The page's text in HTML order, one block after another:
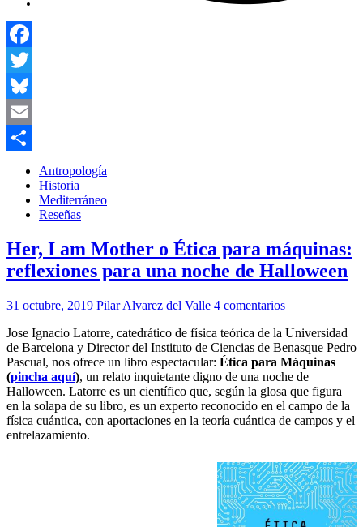
Facebook
Twitter
Bluesky
Email
Compartir
Antropología
Historia
Mediterráneo
Reseñas
Her, I am Mother o Ética para máquinas:
reflexiones para una noche de Halloween
31 octubre, 2019 Pilar Alvarez del Valle 4 comentarios
Jose Ignacio Latorre, catedrático de física teórica de la Universidad
de Barcelona y Director del Instituto de Ciencias de Benasque Pedro
Pascual, nos ofrece un libro espectacular: Ética para Máquinas
(pincha aquí), un relato inquietante digno de una noche de
Halloween. Latorre es un científico que, según la glosa que figura
en la solapa de su libro, es un experto reconocido en el campo de la
física cuántica, con aportaciones en la teoría cuántica de campos y el
entrelazamiento.